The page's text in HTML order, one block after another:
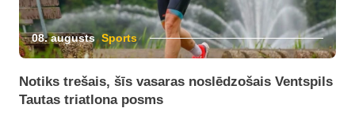
08. augusts Sports
Notiks trešais, šīs vasaras noslēdzošais Ventspils
Tautas triatlona posms